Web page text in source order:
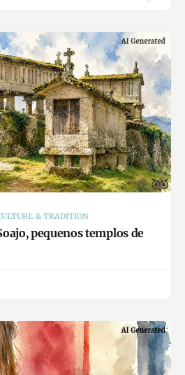
& TRADITION
pequenos templos de